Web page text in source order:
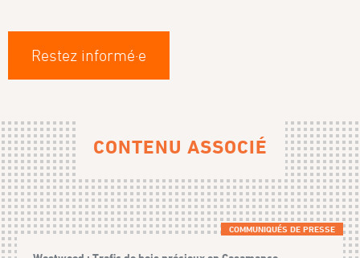
Restez informé·e
CONTENU ASSOCIÉ
COMMUNIQUÉS DE PRESSE